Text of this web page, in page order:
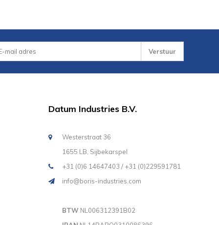
Verstuur
Datum Industries B.V.
Westerstraat 36
1655 LB, Sijbekarspel
+31 (0)6 14647403 / +31 (0)229591781
info@boris-industries.com
BTW NL006312391B02